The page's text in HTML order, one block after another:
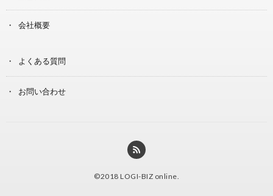
会社概要
よくある質問
お問い合わせ
©2018 LOGI-BIZ online